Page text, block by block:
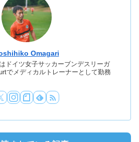
Omagari
ドイツ女子サッカーブンデスリーガ
でメディカルトレーナーとして勤務